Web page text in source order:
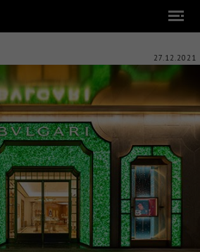
27.12.2021